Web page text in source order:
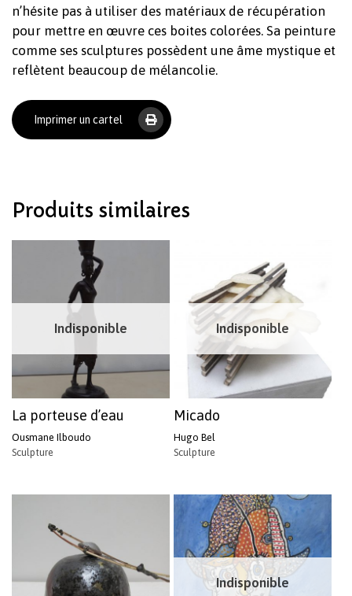
Votre panier est vide.
Revenir à l'Artotek
n’hésite pas à utiliser des matériaux de récupération
pour mettre en œuvre ces boites colorées. Sa peinture
comme ses sculptures possèdent une âme mystique et
reflètent beaucoup de mélancolie.
Imprimer un cartel
Produits similaires
Indisponible
La porteuse d’eau
Ousmane Ilboudo
Sculpture
Indisponible
Micado
Hugo Bel
Sculpture
Indisponible